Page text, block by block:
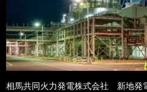
相馬共同火力発電株式会社 新地発